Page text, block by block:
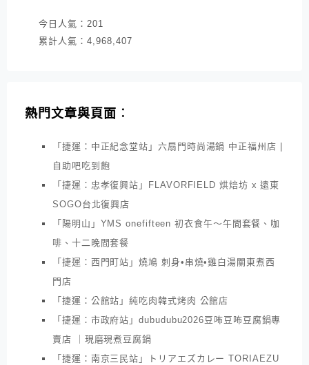
今日人氣： 201
累計人氣： 4,968,407
熱門文章與頁面︰
「捷運：中正紀念堂站」六扇門時尚湯鍋 中正福州店 |
自助吧吃到飽
「捷運：忠孝復興站」FLAVORFIELD 烘焙坊 x 遠東
SOGO台北復興店
「陽明山」YMS onefifteen 初衣食午～午間套餐、咖
啡、十二晚間套餐
「捷運：西門町站」燒鳩 刺身•串燒•雞白湯關東煮西
門店
「捷運：公館站」純吃肉韓式烤肉 公館店
「捷運：市政府站」dubudubu2026豆咘豆咘豆腐鍋專
賣店 ｜現磨現煮豆腐鍋
「捷運：南京三民站」トリアエズカレー TORIAEZU